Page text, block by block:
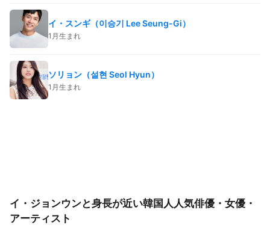
イ・スンギ（이승기 Lee Seung-Gi）
1月生まれ
ソリョン（설현 Seol Hyun）
1月生まれ
イ・ジョンウンと身長が近い韓国人人気俳優・女優・
アーティスト